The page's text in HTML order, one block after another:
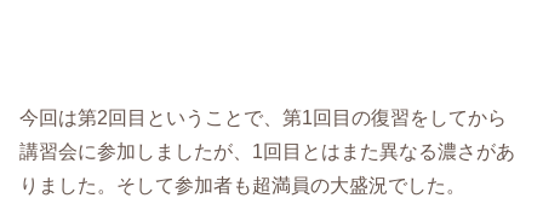
今回は第2回目ということで、第1回目の復習をしてから
講習会に参加しましたが、1回目とはまた異なる濃さがあ
りました。そして参加者も超満員の大盛況でした。